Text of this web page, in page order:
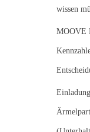
wissen
MOOVE